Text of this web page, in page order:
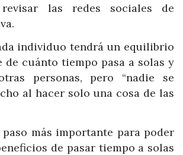
las redes sociales de
individuo tendrá un equilibrio
de cuánto tiempo pasa a solas y
personas, pero “nadie se
al hacer solo una cosa de las
más importante para poder
de pasar tiempo a solas